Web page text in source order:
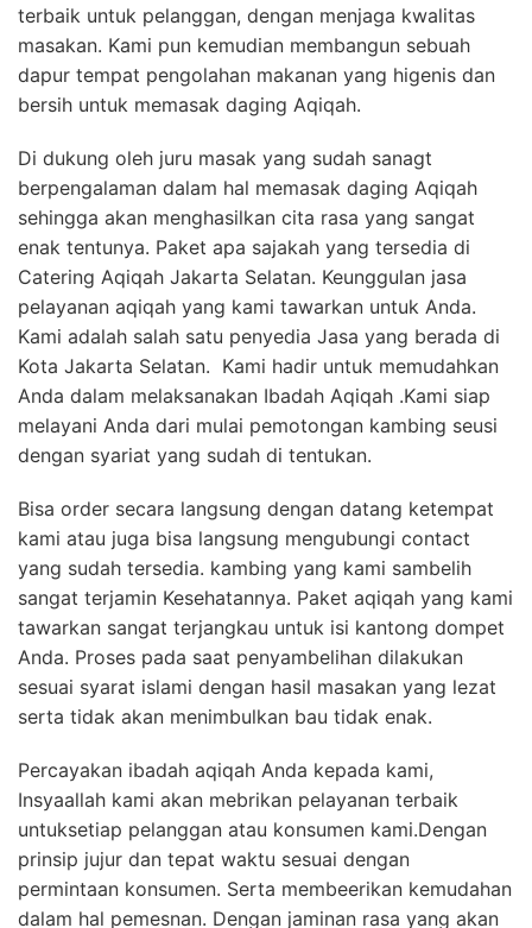
terbaik untuk pelanggan, dengan menjaga kwalitas
masakan. Kami pun kemudian membangun sebuah
dapur tempat pengolahan makanan yang higenis dan
bersih untuk memasak daging Aqiqah.
Di dukung oleh juru masak yang sudah sanagt
berpengalaman dalam hal memasak daging Aqiqah
sehingga akan menghasilkan cita rasa yang sangat
enak tentunya. Paket apa sajakah yang tersedia di
Catering Aqiqah Jakarta Selatan. Keunggulan jasa
pelayanan aqiqah yang kami tawarkan untuk Anda.
Kami adalah salah satu penyedia Jasa yang berada di
Kota Jakarta Selatan. Kami hadir untuk memudahkan
Anda dalam melaksanakan Ibadah Aqiqah .Kami siap
melayani Anda dari mulai pemotongan kambing seusi
dengan syariat yang sudah di tentukan.
Bisa order secara langsung dengan datang ketempat
kami atau juga bisa langsung mengubungi contact
yang sudah tersedia. kambing yang kami sambelih
sangat terjamin Kesehatannya. Paket aqiqah yang kami
tawarkan sangat terjangkau untuk isi kantong dompet
Anda. Proses pada saat penyambelihan dilakukan
sesuai syarat islami dengan hasil masakan yang lezat
serta tidak akan menimbulkan bau tidak enak.
Percayakan ibadah aqiqah Anda kepada kami,
Insyaallah kami akan mebrikan pelayanan terbaik
untuksetiap pelanggan atau konsumen kami.Dengan
prinsip jujur dan tepat waktu sesuai dengan
permintaan konsumen. Serta membeerikan kemudahan
dalam hal pemesnan. Dengan jaminan rasa yang akan